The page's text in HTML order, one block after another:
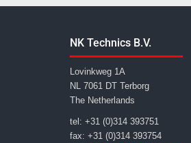
NK Technics B.V.
Lovinkweg 1A
NL 7061 DT Terborg
The Netherlands
tel: +31 (0)314 393751
fax: +31 (0)314 393754